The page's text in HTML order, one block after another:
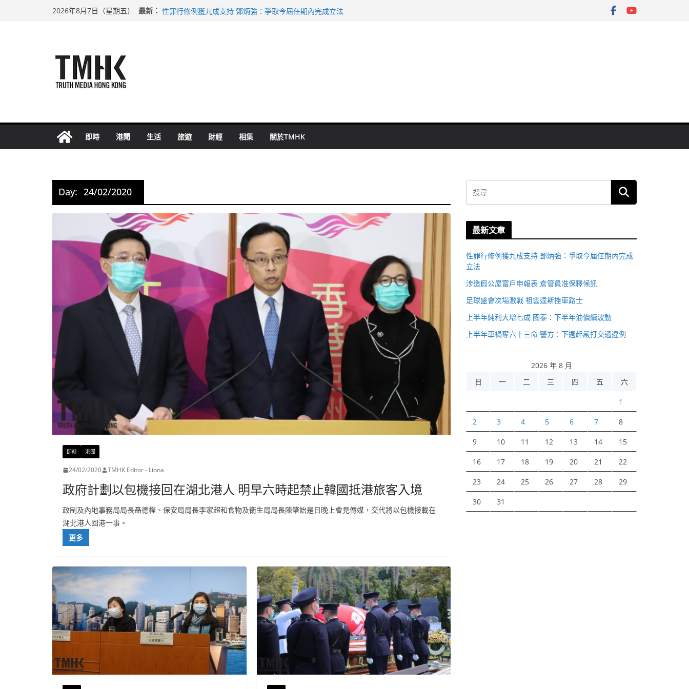
2026年8月7日（星期五） 最新： 上半年車禍奪六十三命 警方：下週起嚴打交通違例
即時 港聞 生活 旅遊 財經 相集 關於TMHK
Day: 24/02/2020
即時 港聞
24/02/2020 TMHK Editor - Liona
政府計劃以包機接回在湖北港人 明早六時起禁止韓國抵港旅客入境
政制及內地事務局局長聶德權、保安局局長李家超和食物及衞生局局長陳肇始是日晚上會見傳媒，交代將以包機接載在
湖北港人回港一事。
更多
最新文章
性罪行修例獲九成支持 鄧炳強：爭取今屆任期內完成
立法
涉造假公屋富戶申報表 倉管員准保釋候訊
足球盛會次場激戰 祖雲達斯挫車路士
上半年純利大增七成 國泰：下半年油價續波動
上半年車禍奪六十三命 警方：下週起嚴打交通違例
2026 年 8 月
日
一 二 三 四 五 六
1
2 3 4 5 6 7 8
9 10 11 12 13 14 15
16 17 18 19 20 21 22
23 24 25 26 27 28 29
30 31